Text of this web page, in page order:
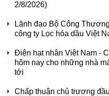
2/8/2026)
Lãnh đạo Bộ Công
công ty Lọc hóa dầu Việt
Điện hạt nhân Việt Nam -
hôm nay cho những nhà
tới
Chấp thuận chủ trương